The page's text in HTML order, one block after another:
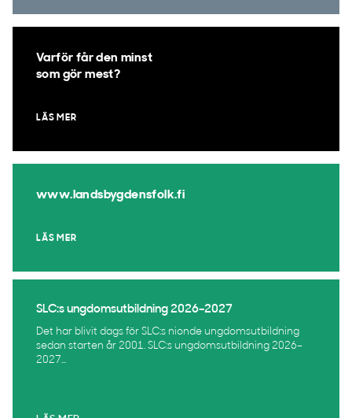
Varför får den minst
som gör mest?
LÄS MER
www.landsbygdensfolk.fi
LÄS MER
SLC:s ungdomsutbildning 2026–2027
Det har blivit dags för SLC:s nionde ungdomsutbildning
sedan starten år 2001. SLC:s ungdomsutbildning 2026–
2027...